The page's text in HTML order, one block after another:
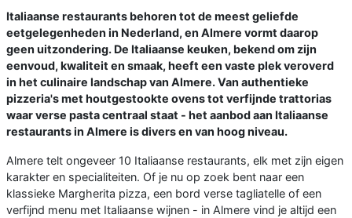
Italiaanse restaurants behoren tot de meest geliefde
eetgelegenheden in Nederland, en Almere vormt daarop
geen uitzondering. De Italiaanse keuken, bekend om zijn
eenvoud, kwaliteit en smaak, heeft een vaste plek veroverd
in het culinaire landschap van Almere. Van authentieke
pizzeria's met houtgestookte ovens tot verfijnde trattorias
waar verse pasta centraal staat - het aanbod aan Italiaanse
restaurants in Almere is divers en van hoog niveau.
Almere telt ongeveer 10 Italiaanse restaurants, elk met zijn eigen
karakter en specialiteiten. Of je nu op zoek bent naar een
klassieke Margherita pizza, een bord verse tagliatelle of een
verfijnd menu met Italiaanse wijnen - in Almere vind je altijd een